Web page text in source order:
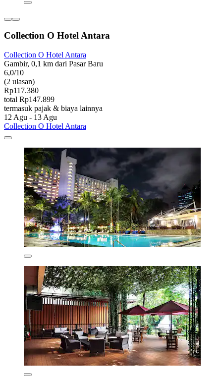
Collection O Hotel Antara
Collection O Hotel Antara
Gambir, 0,1 km dari Pasar Baru
6,0/10
(2 ulasan)
Rp117.380
total Rp147.899
termasuk pajak & biaya lainnya
12 Agu - 13 Agu
Collection O Hotel Antara